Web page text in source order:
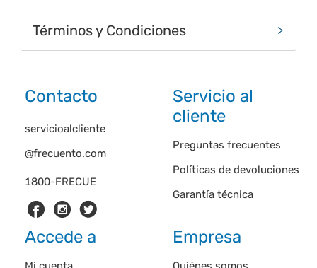
Términos y Condiciones
Contacto
1800-FRECUE
servicioalcliente
@frecuento.com
Servicio al
cliente
Preguntas frecuentes
Políticas de devoluciones
Garantía técnica
Accede a Empresa